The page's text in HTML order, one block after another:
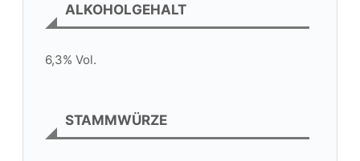
ALKOHOLGEHALT
6,3% Vol.
STAMMWÜRZE